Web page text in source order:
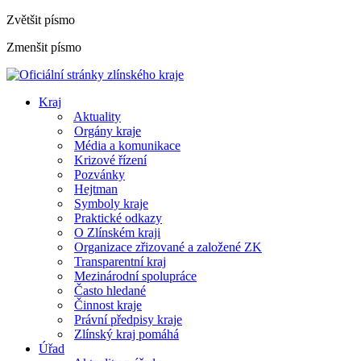
Zvětšit písmo
Zmenšit písmo
Kraj
Aktuality
Orgány kraje
Média a komunikace
Krizové řízení
Pozvánky
Hejtman
Symboly kraje
Praktické odkazy
O Zlínském kraji
Organizace zřizované a založené ZK
Transparentní kraj
Mezinárodní spolupráce
Často hledané
Činnost kraje
Právní předpisy kraje
Zlínský kraj pomáhá
Úřad